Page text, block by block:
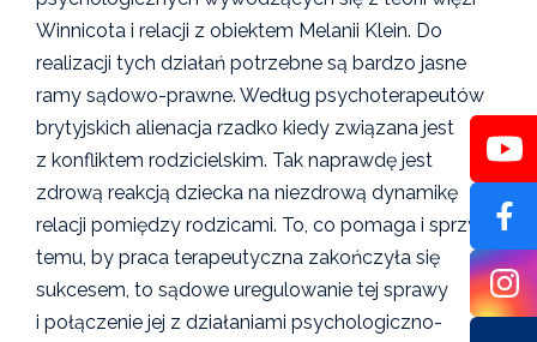
Winnicota i relacji z obiektem Melanii Klein. Do
realizacji tych działań potrzebne są bardzo jasne
ramy sądowo-prawne. Według psychoterapeutów
brytyjskich alienacja rzadko kiedy związana jest
z konfliktem rodzicielskim. Tak naprawdę jest
zdrową reakcją dziecka na niezdrową dynamikę
relacji pomiędzy rodzicami. To, co pomaga i sprzyja
temu, by praca terapeutyczna zakończyła się
sukcesem, to sądowe uregulowanie tej sprawy
i połączenie jej z działaniami psychologiczno-